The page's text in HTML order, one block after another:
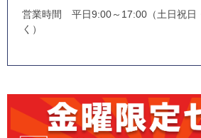
営業時間 平日9:00～17:00（土日祝日
く）